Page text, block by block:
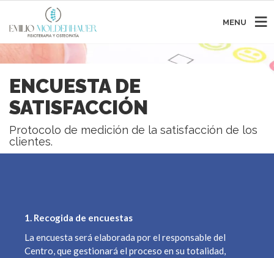
MENU
ENCUESTA DE
SATISFACCIÓN
Protocolo de medición de la satisfacción de los
clientes.
1. Recogida de encuestas
La encuesta será elaborada por el responsable del
Centro, que gestionará el proceso en su totalidad,